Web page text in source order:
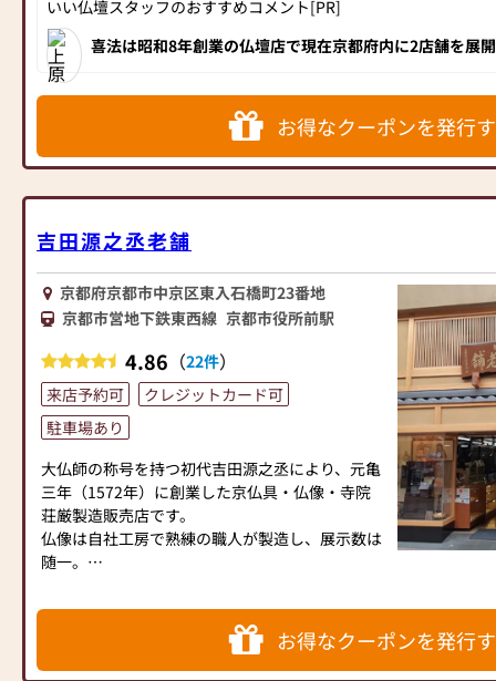
舗」に表彰されました。
平成三年、現当主定治が、先代の意思を継承し五
代目を相続、平成十七年から長男 裕人が加わり
現在に至っております。
平成29年2月に東京で開催されました第23回全仏
展において、当店出品の創作品がＷ受賞（知事
《 お客様への想い 》
お仏壇のご購入に際し、お客様には疑問やご要望
相応しいご提案を第一に考えております。
お客様と「対話」を通じて、ご納得いただけるお
仏壇選びのお手伝いをいたします。なんなりとお
問い合わせください。
これからも素直な心で京仏壇仏具作りに精進して
まいりたいと思っております。
《 情報発信 》
日々の情報を随時更新しております。
下の「いい仏壇取材による イチ押し記事」のコ
販売の「当店」に御用命下さい。
『より高品質を納得価格で』が「当店」のモット
ーです。
お仏壇、仏具の御新調、別誂え、お修復等、何な
りとお気軽に御相談下さい。なお、寺院用仏具の
御用命も承ります。各種御見積りは無料にて致し
（御一報頂ければ御伺い致します。）
す。）
【取扱い品目と営業事項】
・各宗派金仏壇、唐木仏壇、各種仏像・仏具、念
・お仏壇のお修理・お洗濯。
・別注仏壇、仕込み仏壇の製作。（お仏間や御本
尊にあわせて製作）
・お位牌の文字彫り、念数の修理、掛軸の表具。
・寺院仏具・荘厳具の製作、販売、お修理。
いい仏壇スタッフのおすすめコメント[PR]
喜法は昭和8年創業の仏壇店で現在京都府内に2店舗を展
お得なクーポンを発行
吉田源之丞老舗
京都府京都市中京区東入石橋町23番地
京都市営地下鉄東西線 京都市役所前駅
4.86 （22件）
来店予約可
クレジットカード可
駐車場あり
大仏師の称号を持つ初代吉田源之丞により、元亀
三年（1572年）に創業した京仏具・仏像・寺院
荘厳製造販売店です。
仏像は自社工房で熟練の職人が製造し、展示数は
随一。
達に預かり、最高の品質の仏具類を提供していま
そして、高品質の新商品をお届けするばかりでなお得なクーポンを発行